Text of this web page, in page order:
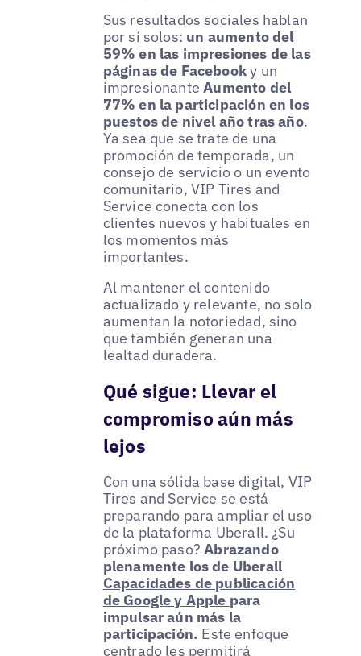
Sus resultados sociales hablan
por sí solos: un aumento del
59% en las impresiones de las
páginas de Facebooky un
impresionanteAumento del
77% en la participación en los
puestos de nivel año tras año.
Ya sea que se trate de una
promoción de temporada, un
consejo de servicio o un evento
comunitario, VIP Tires and
Service conecta con los
clientes nuevos y habituales en
los momentos más
importantes.
Al mantener el contenido
actualizado y relevante, no solo
aumentan la notoriedad, sino
que también generan una
lealtad duradera.
Qué sigue: Llevar el
compromiso aún más
lejos
Con una sólida base digital, VIP
Tires and Service se está
preparando para ampliar el uso
de la plataforma Uberall. ¿Su
próximo paso?Abrazando
plenamente los de Uberall
Capacidades de publicación
de Google y Apple para
impulsar aún más la
participación. Este enfoque
centrado les permitirá